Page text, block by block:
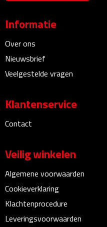
Waterbestendige speakers
Noodradio's
Telefoonaccessoires
Telefoonstandaards
Informatie
Over ons
Nieuwsbrief
Veelgestelde vragen
Klantenservice
Contact
Veilig winkelen
Algemene voorwaarden
Cookieverklaring
Klachtenprocedure
Leveringsvoorwaarden